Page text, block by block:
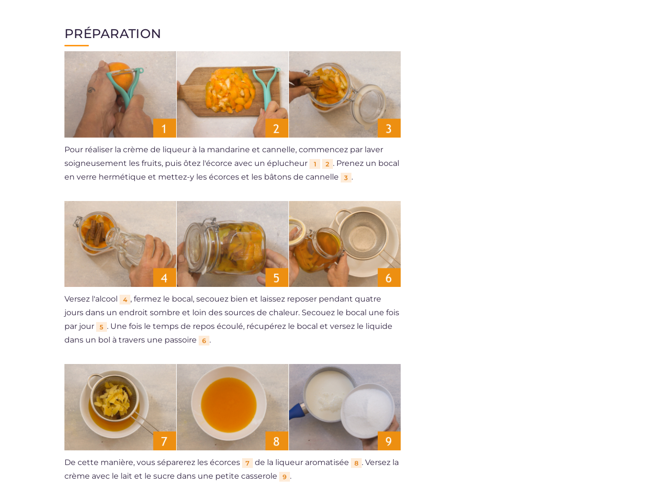
PRÉPARATION
Pour réaliser la crème de liqueur à la mandarine et cannelle, commencez par laver
soigneusement les fruits, puis ôtez l'écorce avec un éplucheur
1 2 . Prenez un bocal
en verre hermétique et mettez-y les écorces et les bâtons de cannelle
3 .
Versez l'alcool 4 , fermez le bocal, secouez bien et laissez reposer pendant quatre
jours dans un endroit sombre et loin des sources de chaleur. Secouez le bocal une fois
par jour
5 . Une fois le temps de repos écoulé, récupérez le bocal et versez le liquide
dans un bol à travers une passoire
6 .
De cette manière, vous séparerez les écorces 7 de la liqueur aromatisée 8 . Versez la
crème avec le lait et le sucre dans une petite casserole
9 .